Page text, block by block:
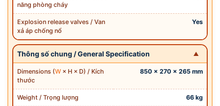
năng phòng cháy
Explosion release valves / Van
xả áp chống nổ
Yes
Thông số chung / General Specification
Dimensions (W × H × D) / Kích
thước
850 × 270 × 265 mm
Weight / Trọng lượng 66 kg